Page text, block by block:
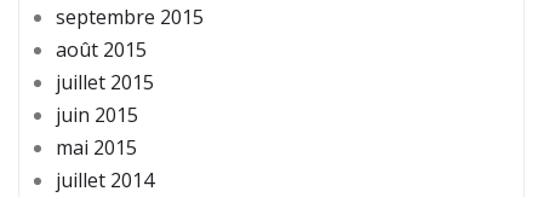
septembre 2015
août 2015
juillet 2015
juin 2015
mai 2015
juillet 2014